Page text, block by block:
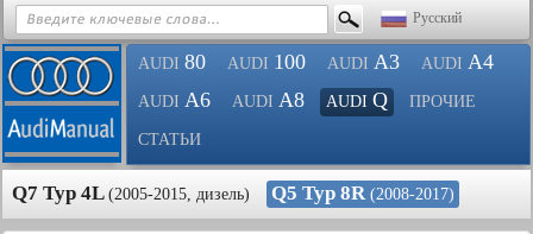
Русский
AUDI 80 AUDI 100 AUDI A3 AUDI A4
AUDI A6 AUDI A8 AUDI Q ПРОЧИЕ
СТАТЬИ
Q7 Typ 4L (2005-2015, дизель) Q5 Typ 8R (2008-2017)